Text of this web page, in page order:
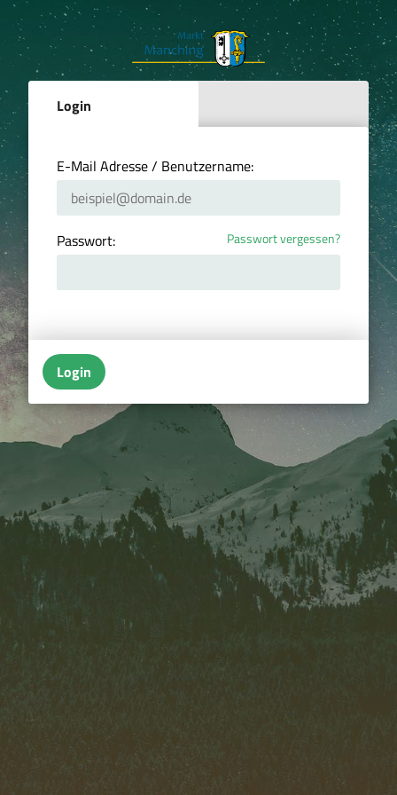
Login
E-Mail Adresse / Benutzername:
Passwort: Passwort vergessen?
Login